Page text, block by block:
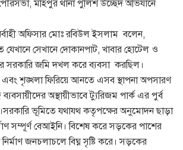
পৌরসভা, মহিপুর থানা পুলিশ উচ্ছেদ অভিযানে
অফিসার মোঃ রবিউল ইসলাম বলেন,
যেখানে সেখানে দোকানপাট, খাবার হোটেল ও
সরকারি জমি দখল করে ব্যবসা করছিল।
এবং শৃঙ্খলা ফিরিয়ে আনতে এসব স্থাপনা অপসারণ
অস্থায়ীভাবে ট‍্যুরিজম পার্ক এর পুর্ব
ভূমিতে যথাযথ কতৃপক্ষের অনুমোদন ছাড়া
সম্পূর্ণ বেআইনি। বিশেষ করে সড়কের পাশের
জনচলাচলে বিঘ্ন সৃষ্টি করে। সড়কের